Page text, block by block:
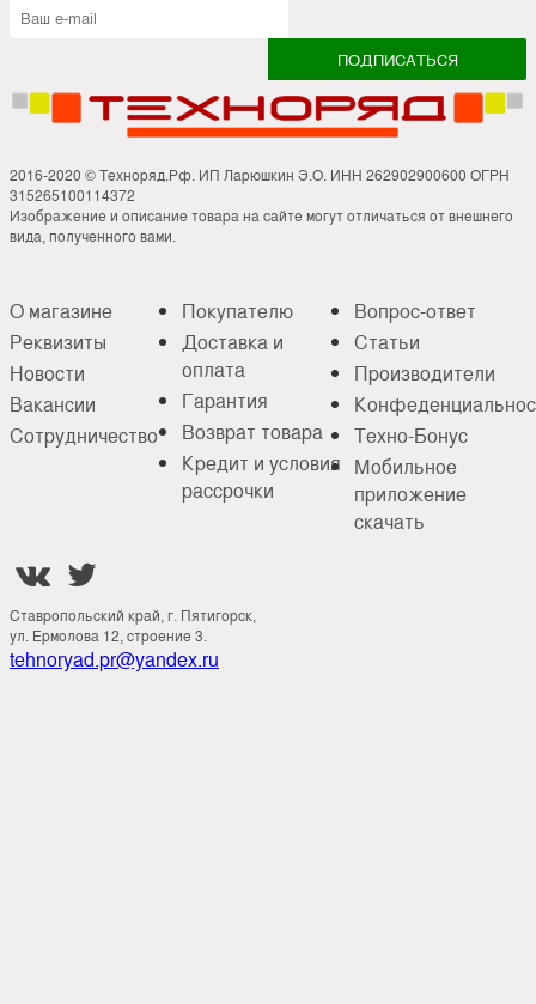
2016-2020 © Техноряд.Рф. ИП Ларюшкин Э.О. ИНН 262902900600 ОГРН
315265100114372
Изображение и описание товара на сайте могут отличаться от внешнего
вида, полученного вами.
О магазине
Реквизиты
Новости
Вакансии
Сотрудничество
Покупателю
Доставка и
оплата
Гарантия
Возврат товара
Кредит и условия
рассрочки
Вопрос-ответ
Статьи
Производители
Техно-Бонус
Мобильное
приложение
скачать
 
Ставропольский край, г. Пятигорск,
ул. Ермолова 12, строение 3.
tehnoryad.pr@yandex.ru